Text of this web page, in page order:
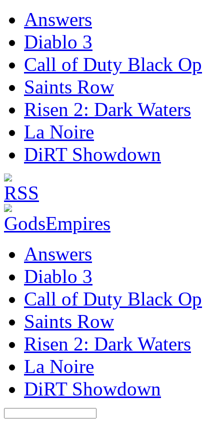
Answers
Diablo 3
Call of Duty Black Op
Saints Row
Risen 2: Dark Waters
La Noire
DiRT Showdown
Answers
Diablo 3
Call of Duty Black Op
Saints Row
Risen 2: Dark Waters
La Noire
DiRT Showdown